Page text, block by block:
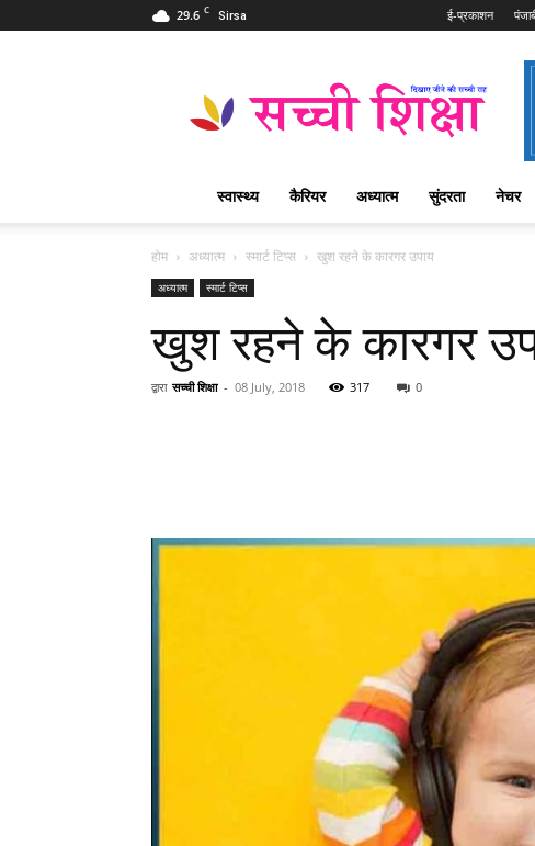
29.6 C Sirsa ई-प्रकाशन
Shiksha
शिक्षा
पत्रिका
स्वास्थ्य कैरियर अध्यात्म सुंदरता नेचर
होम अध्यात्म स्मार्ट टिप्स खुश रहने के कारगर उपाय
अध्यात्म स्मार्ट टिप्स
खुश रहने के कारगर
द्वारा सच्ची शिक्षा - 08 July, 2018 317 0